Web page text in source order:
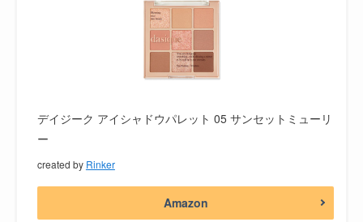
デイジーク アイシャドウパレット 05 サンセットミューリ
ー
created by Rinker
Amazon